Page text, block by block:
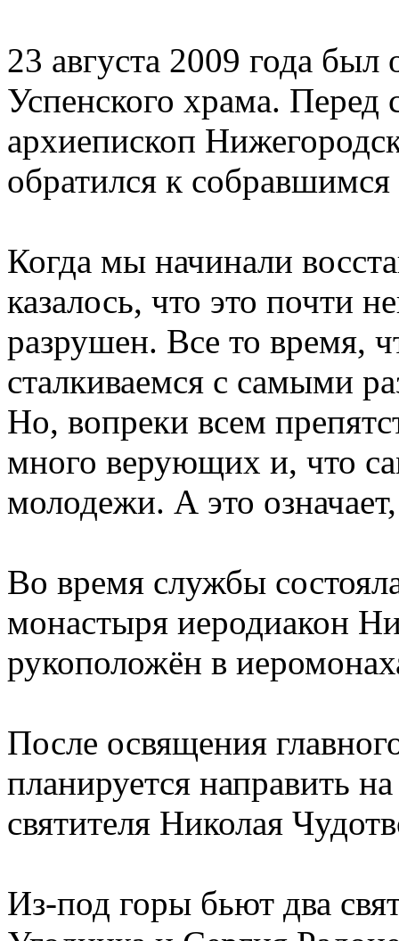
23 августа 2009 года
Успенского храма.
архиепископ
обратился к
Когда мы начинали
казалось, что это почти
разрушен. Все то время,
сталкиваемся с самыми
Но, вопреки всем
много верующих и, что
молодежи. А это
Во время службы
монастыря иеродиакон
рукоположён в
После освящения
планируется направить
святителя Николая
Из-под горы бьют два